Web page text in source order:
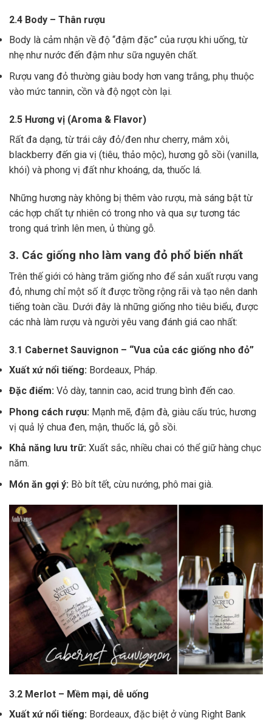
2.4 Body – Thân rượu
Body là cảm nhận về độ “đậm đặc” của rượu khi uống, từ
nhẹ như nước đến đậm như sữa nguyên chất.
Rượu vang đỏ thường giàu body hơn vang trắng, phụ thuộc
vào mức tannin, cồn và độ ngọt còn lại.
2.5 Hương vị (Aroma & Flavor)
Rất đa dạng, từ trái cây đỏ/đen như cherry, mâm xôi,
blackberry đến gia vị (tiêu, thảo mộc), hương gỗ sồi (vanilla,
khói) và phong vị đất như khoáng, da, thuốc lá.
Những hương này không bị thêm vào rượu, mà sáng bật từ
các hợp chất tự nhiên có trong nho và qua sự tương tác
trong quá trình lên men, ủ thùng gỗ.
3. Các giống nho làm vang đỏ phổ biến nhất
Trên thế giới có hàng trăm giống nho để sản xuất rượu vang
đỏ, nhưng chỉ một số ít được trồng rộng rãi và tạo nên danh
tiếng toàn cầu. Dưới đây là những giống nho tiêu biểu, được
các nhà làm rượu và người yêu vang đánh giá cao nhất:
3.1 Cabernet Sauvignon – “Vua của các giống nho đỏ”
Xuất xứ nổi tiếng: Bordeaux, Pháp.
Đặc điểm: Vỏ dày, tannin cao, acid trung bình đến cao.
Phong cách rượu: Mạnh mẽ, đậm đà, giàu cấu trúc, hương
vị quả lý chua đen, mận, thuốc lá, gỗ sồi.
Khả năng lưu trữ: Xuất sắc, nhiều chai có thể giữ hàng chục
năm.
Món ăn gợi ý: Bò bít tết, cừu nướng, phô mai già.
3.2 Merlot – Mềm mại, dễ uống
Xuất xứ nổi tiếng: Bordeaux, đặc biệt ở vùng Right Bank